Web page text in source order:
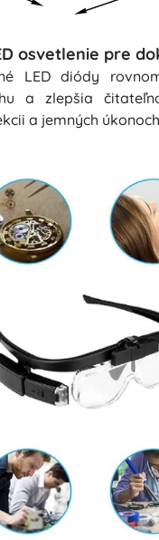
osvetlenie pre
LED diódy
a zlepšia
a jemných